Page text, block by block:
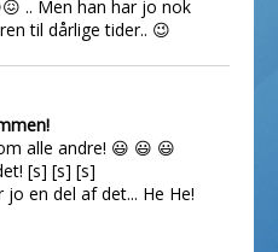
.. Men han har jo nok
til dårlige tider.. 😉
alle andre! 😃 😃 😃
[s] [s] [s]
en del af det... He He!